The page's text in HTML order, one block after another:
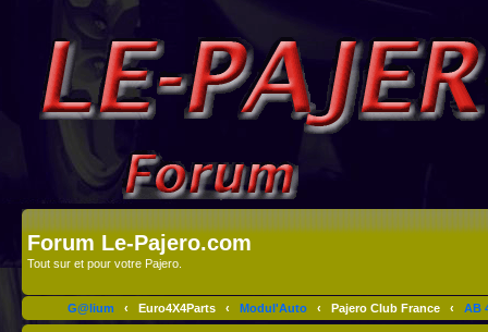
Forum Le-Pajero.com
Tout sur et pour votre Pajero.
G@lium ‹ Euro4X4Parts ‹ Modul'Auto ‹ Pajero Club France ‹ AB